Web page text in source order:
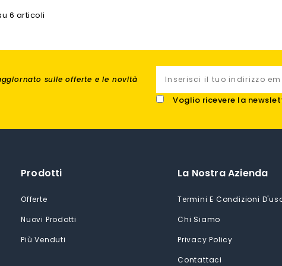
6 articoli
sulle offerte e le novità
Voglio ricevere la
Prodotti
Offerte
Nuovi Prodotti
Più Venduti
La Nostra Azienda
Termini E Condizioni
Chi Siamo
Privacy Policy
Contattaci